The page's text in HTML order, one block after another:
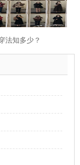
法知多少？